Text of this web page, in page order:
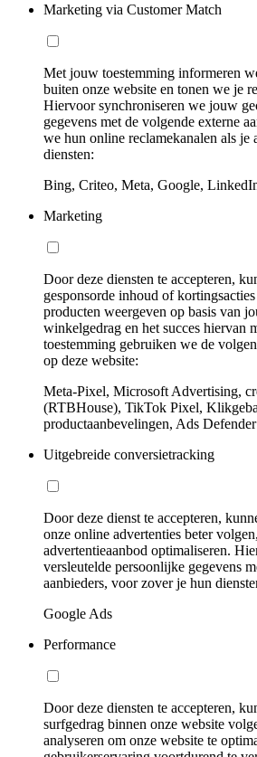
Marketing via Customer Match
Met jouw toestemming informeren
buiten onze website en tonen we je
Hiervoor synchroniseren we jouw
gegevens met de volgende externe
we hun online reclamekanalen als je
diensten:
Bing, Criteo, Meta, Google,
Marketing
Door deze diensten te accepteren,
gesponsorde inhoud of
producten weergeven op basis van
winkelgedrag en het succes hiervan
toestemming gebruiken we de
op deze website:
Meta-Pixel, Microsoft Advertising,
(RTBHouse), TikTok Pixel,
productaanbevelingen, Ads Defender
Uitgebreide conversietracking
Door deze dienst te accepteren,
onze online advertenties beter
advertentieaanbod optimaliseren.
versleutelde persoonlijke gegevens
aanbieders, voor zover je hun
Google Ads
Performance
Door deze diensten te accepteren,
surfgedrag binnen onze website
analyseren om onze website te